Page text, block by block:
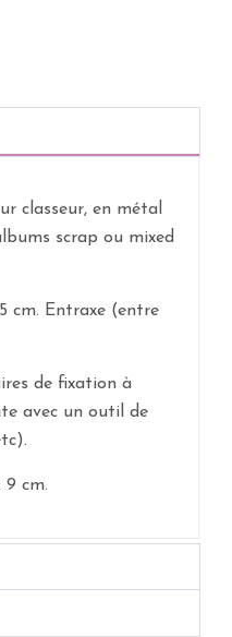
classeur, en métal
scrap ou mixed
cm. Entraxe (entre
de fixation à
avec un outil de
9 cm.